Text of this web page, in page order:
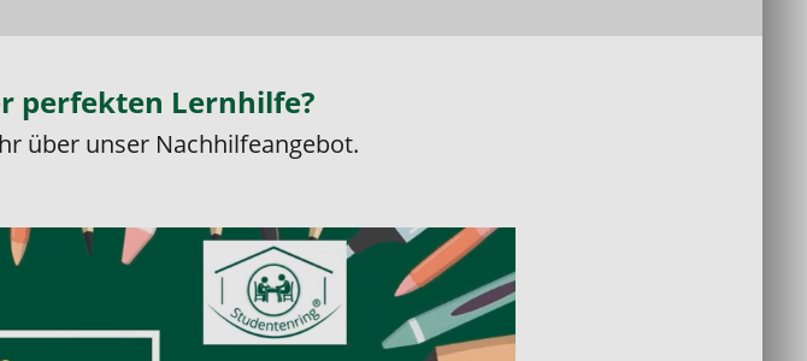
perfekten Lernhilfe?
über unser Nachhilfeangebot.